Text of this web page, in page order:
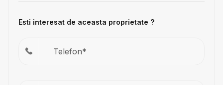
Esti interesat de aceasta proprietate ?